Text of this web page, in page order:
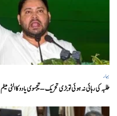
بہار
طلبہ کی رہائی نہ ہوئی تو بڑی تحریک – تیجسوی یادو کا الٹی میٹم